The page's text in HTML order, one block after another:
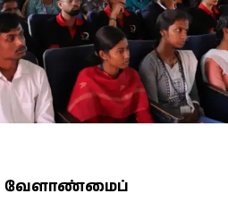
வேளாண்மைப்